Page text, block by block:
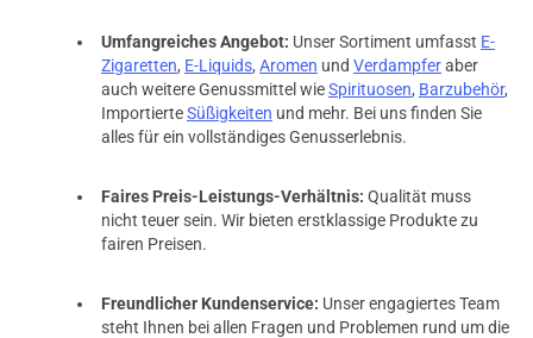
Umfangreiches Angebot: Unser Sortiment umfasst E-
Zigaretten, E-Liquids, Aromen und Verdampferaber
auch weitere Genussmittel wieSpirituosen, Barzubehör,
ImportierteSüßigkeiten und mehr. Bei uns finden Sie
alles für ein vollständiges Genusserlebnis.
Faires Preis-Leistungs-Verhältnis: Qualität muss
nicht teuer sein. Wir bieten erstklassige Produkte zu
fairen Preisen.
Freundlicher Kundenservice: Unser engagiertes Team
steht Ihnen bei allen Fragen und Problemen rund um die